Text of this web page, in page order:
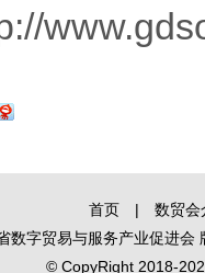
首页 |
数贸会
数字贸易与服务产业促进会
© CopyRight 2018-